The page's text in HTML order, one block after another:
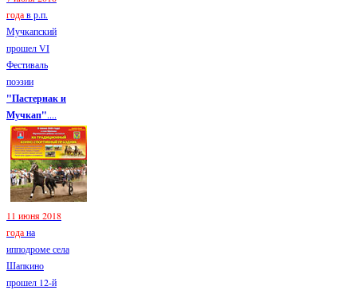
годав р.п.
Мучкапский
прошел VI
Фестиваль
поэзии
"Пастернак и
Мучкап"....
11 июня 2018
годана
ипподроме села
Шапкино
прошел 12-й